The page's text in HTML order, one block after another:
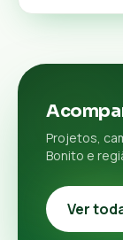
Projetos,
Bonito e
Ver